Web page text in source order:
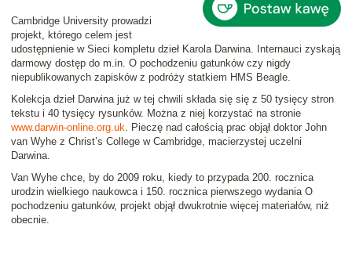
Cambridge University prowadzi
projekt, którego celem jest
udostępnienie w Sieci kompletu dzieł Karola Darwina. Internauci zyskają
darmowy dostęp do m.in. O pochodzeniu gatunkówczy nigdy
niepublikowanych zapisków z podróży statkiem HMS Beagle.
Kolekcja dzieł Darwina już w tej chwili składa się się z 50 tysięcy stron
tekstu i 40 tysięcy rysunków. Można z niej korzystać na stronie
www.darwin-online.org.uk. Pieczę nad całością prac objął doktor John
van Wyhe z Christ’s College w Cambridge, macierzystej uczelni
Darwina.
Van Wyhe chce, by do 2009 roku, kiedy to przypada 200. rocznica
urodzin wielkiego naukowca i 150. rocznica pierwszego wydania O
pochodzeniu gatunków, projekt objął dwukrotnie więcej materiałów, niż
obecnie.